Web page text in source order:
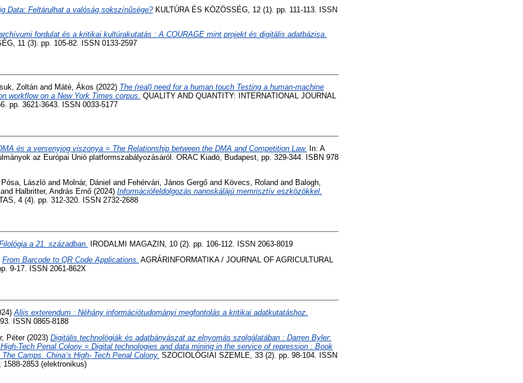
Data: Feltárulhat a valóság sokszínűsége?KULTÚRA ÉS KÖZÖSSÉG, 12 (1). pp. 111-113. ISSN
fordulat és a kritikai kultúrakutatás : A COURAGE mint projekt és digitális adatbázisa.
11 (3). pp. 105-82. ISSN 0133-2597
Zoltán and Máté, Ákos (2022) The (real) need for a human touch Testing a human-machine
workflow on a New York Times corpus. QUALITY AND QUANTITY: INTERNATIONAL JOURNAL
pp. 3621-3643. ISSN 0033-5177
és a versenyjog viszonya = The Relationship between the DMA and Competition Law.
In: A
az Európai Unió platformszabályozásáról. ORAC Kiadó, Budapest, pp. 329-344. ISBN 978
Pósa, László and Molnár, Dániel and Fehérvári, János Gergő and Kövecs, Roland and Balogh,
and Halbritter, András Ernő (2024) Információfeldolgozás nanoskálájú memrisztív eszközökkel.
4 (4). pp. 312-320. ISSN 2732-2688
a 21. században. IRODALMI MAGAZIN, 10 (2). pp. 106-112. ISSN 2063-8019
From Barcode to QR Code Applications. AGRÁRINFORMATIKA / JOURNAL OF AGRICULTURAL
9-17. ISSN 2061-862X
Aliis exterendum : Néhány információtudományi megfontolás a kritikai adatkutatáshoz.
ISSN 0865-8188
Péter(2023) Digitális technológiák és adatbányászat az elnyomás szolgálatában : Darren Byler:
Tech Penal Colony = Digital technologies and data mining in the service of repression : Book
Camps. China’s High- Tech Penal Colony. SZOCIOLÓGIAI SZEMLE, 33 (2). pp. 98-104. ISSN
1588-2853 (elektronikus)